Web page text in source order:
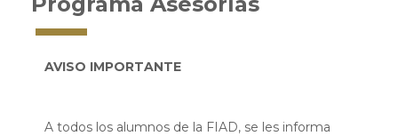
AVISO IMPORTANTE
A todos los alumnos de la FIAD, se les informa